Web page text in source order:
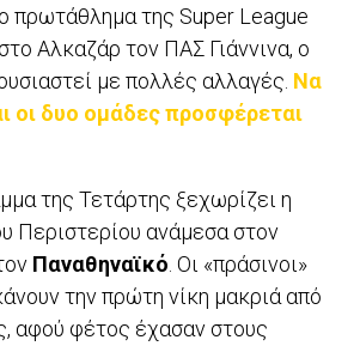
πρωτάθλημα της Super League
Αλκαζάρ τον ΠΑΣ Γιάννινα, ο
με πολλές αλλαγές. Να
οι δυο ομάδες προσφέρεται
της Τετάρτης ξεχωρίζει η
Περιστερίου ανάμεσα στον
Παναθηναϊκό . Οι «πράσινοι»
την πρώτη νίκη μακριά από
αφού φέτος έχασαν στους